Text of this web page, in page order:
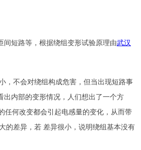
短路等，根据绕组变形试验原理由武汉
，不会对绕组构成危害，但当出现短路事
出内部的变形情况，人们想出了一个方
任何改变都会引起电感量的变化，从而带
的差异，若 差异很小，说明绕组基本没有